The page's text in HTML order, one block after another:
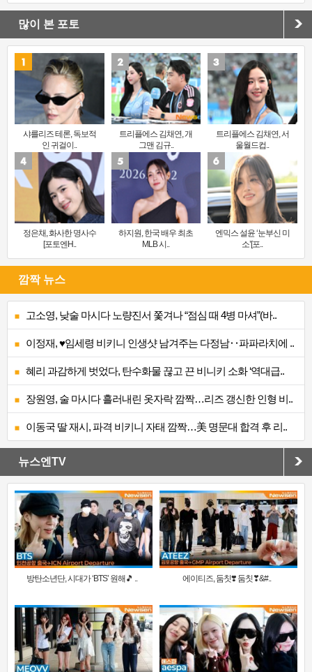
많이 본 포토
샤를리즈 테론, 독보적
인 귀걸이..
트리플에스 김채연, 개
그맨 김규..
트리플에스 김채연, 서
울월드컵..
정은채, 화사한 명사수
[포토엔H..
하지원, 한국 배우 최초
MLB 시..
엔믹스 설윤 ‘눈부신 미
소’[포..
깜짝 뉴스
고소영, 낮술 마시다 노량진서 쫓겨나 “점심 때 4병 마셔”(바..
이정재, ♥임세령 비키니 인생샷 남겨주는 다정남‥파파라치에 ..
혜리 과감하게 벗었다, 탄수화물 끊고 끈 비니키 소화 ‘역대급..
장원영, 술 마시다 흘러내린 옷자락 깜짝…리즈 갱신한 인형 비..
이동국 딸 재시, 파격 비키니 자태 깜짝…美 명문대 합격 후 리..
뉴스엔TV
방탄소년단, 시대가 ‘BTS’ 원해🎵 .. 에이티즈, 둠칫❣️ 둠칫❣&#..